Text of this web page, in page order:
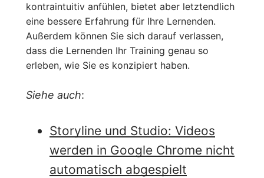
kontraintuitiv anfühlen, bietet aber letztendlich
eine bessere Erfahrung für Ihre Lernenden.
Außerdem können Sie sich darauf verlassen,
dass die Lernenden Ihr Training genau so
erleben, wie Sie es konzipiert haben.
Siehe auch:
Storyline und Studio: Videos
werden in Google Chrome nicht
automatisch abgespielt